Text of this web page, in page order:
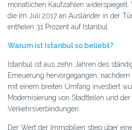
monatlichen Kaufzahlen widerspiegelt.
die im Juli 2017 an Ausländer in der
entfielen 31 Prozent auf Istanbul.
Warum ist Istanbul so beliebt?
Istanbul ist aus zehn Jahren des
Erneuerung hervorgegangen,
mit einem breiten Umfang investiert
Modernisierung von Stadtteilen und
Verkehrsverbindungen.
Der Wert der Immobilien stieg über